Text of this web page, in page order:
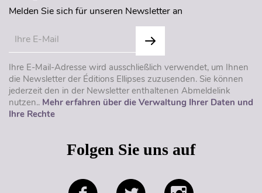
Melden Sie sich für unseren Newsletter an
Ihre E-Mail-Adresse wird ausschließlich verwendet, um Ihnen
die Newsletter der Éditions Ellipses zuzusenden. Sie können
jederzeit den in der Newsletter enthaltenen Abmeldelink
nutzen.. Mehr erfahren über die Verwaltung Ihrer Daten und
Ihre Rechte
Folgen Sie uns auf